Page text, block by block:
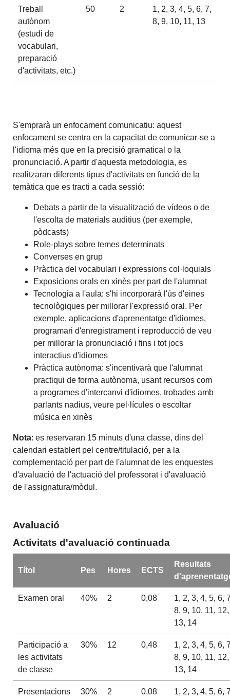
Treball
autònom
(estudi de
vocabulari,
preparació
d'activitats, etc.)
50 2
1, 2, 3, 4, 5, 6, 7,
8, 9, 10, 11, 13
S'emprarà un enfocament comunicatiu: aquest
enfocament se centra en la capacitat de comunicar-se a
l'idioma més que en la precisió gramatical o la
pronunciació. A partir d'aquesta metodologia, es
realitzaran diferents tipus d'activitats en funció de la
temàtica que es tracti a cada sessió:
Debats a partir de la visualització de vídeos o de
l'escolta de materials auditius (per exemple,
pòdcasts)
Role-plays sobre temes determinats
Converses en grup
Pràctica del vocabulari i expressions col·loquials
Exposicions orals en xinès per part de l'alumnat
Tecnologia a l'aula: s'hi incorporarà l'ús d'eines
tecnològiques per millorar l'expressió oral. Per
exemple, aplicacions d'aprenentatge d'idiomes,
programari d'enregistrament i reproducció de veu
per millorar la pronunciació i fins i tot jocs
interactius d'idiomes
Pràctica autònoma: s'incentivarà que l'alumnat
practiqui de forma autònoma, usant recursos com
a programes d'intercanvi d'idiomes, trobades amb
parlants nadius, veure pel·lícules o escoltar
música en xinès
Nota: es reservaran 15 minuts d'una classe, dins del
calendari establert pel centre/titulació, per a la
complementació per part de l'alumnat de les enquestes
d'avaluació de l'actuació del professorat i d'avaluació
de l'assignatura/mòdul.
Avaluació
Activitats d'avaluació continuada
Títol Pes Hores ECTS
Resultats
Examen oral 40% 2 0,08
1, 2, 3, 4, 5, 6,
8, 9, 10, 11, 12,
13, 14
Participació a
les activitats
de classe
30% 12 0,48
1, 2, 3, 4, 5, 6,
8, 9, 10, 11, 12,
13, 14
Presentacions
30% 2 0,08
1, 2, 3, 4, 5, 6,